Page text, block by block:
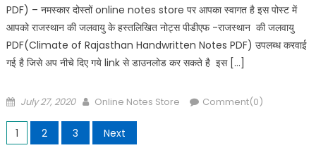
PDF) – नमस्कार दोस्तों online notes store पर आपका स्वागत है इस पोस्ट में
आपको राजस्थान की जलवायु के हस्तलिखित नोट्स पीडीएफ -राजस्थान की जलवायु
PDF(Climate of Rajasthan Handwritten Notes PDF) उपलब्ध करवाई
गई है जिसे अप नीचे दिए गये link से डाउनलोड कर सकते है इस […]
Posted
July 27, 2020 Author
Online Notes Store Comment(0)
Posts
1 2 3 Next